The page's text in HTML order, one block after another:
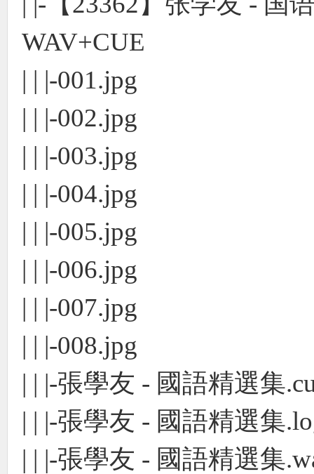
WAV+CUE
| | |-001.jpg
| | |-002.jpg
| | |-003.jpg
| | |-004.jpg
| | |-005.jpg
| | |-006.jpg
| | |-007.jpg
| | |-008.jpg
| | |-張學友 - 國語精選集
| | |-張學友 - 國語精選集
| | |-張學友 - 國語精選集